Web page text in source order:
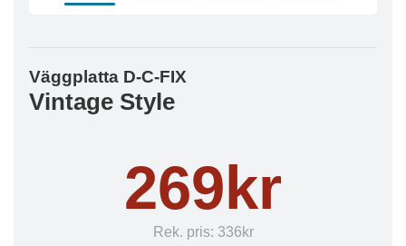
Väggplatta D-C-FIX
Vintage Style
269kr
Rek. pris: 336kr